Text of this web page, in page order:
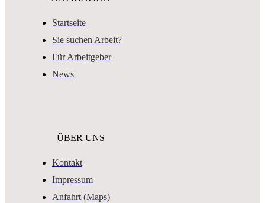
Startseite
Sie suchen Arbeit?
Für Arbeitgeber
News
ÜBER UNS
Kontakt
Impressum
Anfahrt (Maps)